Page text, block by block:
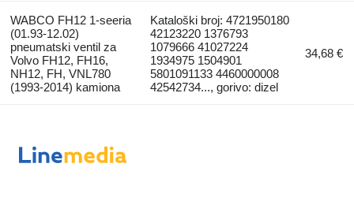
WABCO FH12 1-seeria
(01.93-12.02)
pneumatski ventil za
Volvo FH12, FH16,
NH12, FH, VNL780
(1993-2014) kamiona
Kataloški broj: 4721950180
42123220 1376793
1079666 41027224
1934975 1504901
5801091133 4460000008
42542734..., gorivo: dizel
34,68 €